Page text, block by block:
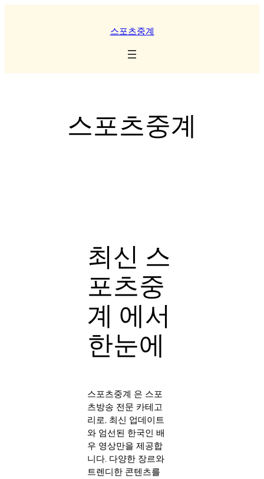
스포츠중계
스포츠중계
최신 스
포츠중
계 에서
한눈에
스포츠중계 은 스포
츠방송 전문 카테고
리로, 최신 업데이트
와 엄선된 한국인 배
우 영상만을 제공합
니다. 다양한 장르와
트렌디한 콘텐츠를